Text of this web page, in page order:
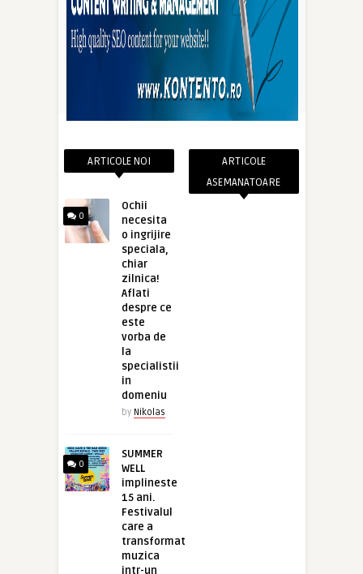
ARTICOLE NOI
0
Ochii
necesita
o ingrijire
speciala,
chiar
zilnica!
Aflati
despre ce
este
vorba de
la
specialistii
in
domeniu
by Nikolas
0
SUMMER
WELL
implineste
15 ani.
Festivalul
care a
transformat
muzica
intr-un
ARTICOLE
ASEMANATOARE